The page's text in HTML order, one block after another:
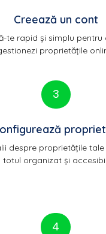
Creează un cont
te rapid și simplu pentru
proprietățile
3
despre proprietățile
totul organizat și
4